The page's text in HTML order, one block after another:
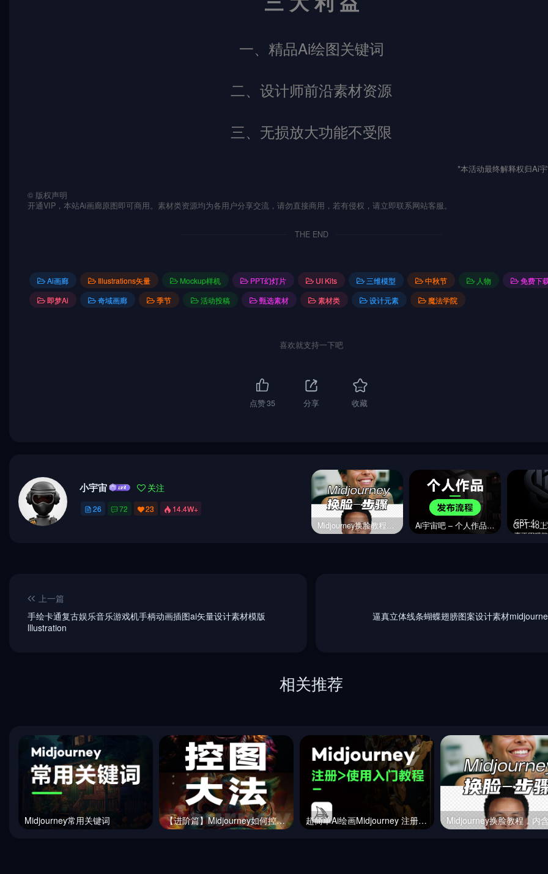
一、精品Ai绘图关键词
二、设计师前沿素材资源
三、无损放大功能不受限
*本活动最终解释权归Ai
© 版权声明
开通VIP，本站Ai画廊原图即可商用。素材类资源均为各用户分享交流，请勿直接商用，若有侵权，请立即联系网站客服。
THE END
Ai画廊 Illustrations矢量 Mockup样机 PPT幻灯片 UI Kits 三维模型 中秋节 人物
免费下
即梦Ai
奇域画廊 季节 活动投稿 甄选素材 素材类 设计元素 魔法学院
喜欢就支持一下吧
点赞35 分享 收藏
小宇宙 关注
26 72 23 14.4W+
Midjourney换脸教程，内含指令链接 Ai宇宙吧 – 个人作品发布流程&规范【必读】
上一篇
手绘卡通复古娱乐音乐游戏机手柄动画插图ai矢量设计素材模版
lllustration
逼真立体线条蝴蝶翅膀图案设计素材
相关推荐
Midjourney常用关键词 【进阶篇】Midjourney如何控图，做到收放自如！ 超简单Ai绘画Midjourney 注册教程、使用教程!